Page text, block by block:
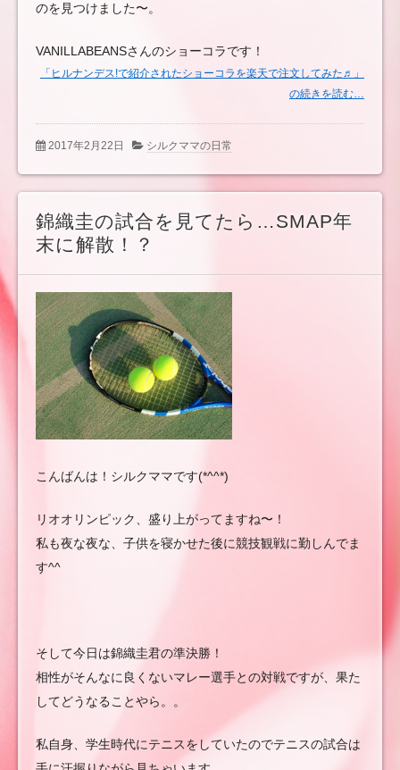
のを見つけました〜。
VANILLABEANSさんのショーコラです！
「ヒルナンデス!で紹介されたショーコラを楽天で注文してみた♬」
の続きを読む…
2017年2月22日 シルクママの日常
錦織圭の試合を見てたら…SMAP年
末に解散！？
こんばんは！シルクママです(*^^*)
リオオリンピック、盛り上がってますね〜！
私も夜な夜な、子供を寝かせた後に競技観戦に勤しんでま
す^^
そして今日は錦織圭君の準決勝！
相性がそんなに良くないマレー選手との対戦ですが、果た
してどうなることやら。。
私自身、学生時代にテニスをしていたのでテニスの試合は